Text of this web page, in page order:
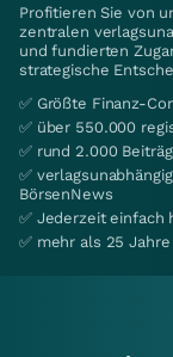
Profitieren Sie von
zentralen
und fundierten
strategische
✅ Größte Finanz-
✅ über 550.000
✅ rund 2.000
✅
BörsenNews
✅ Jederzeit einfach
✅ mehr als 25